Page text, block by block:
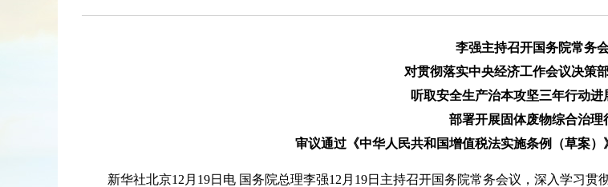
李强主持召开国务院常务
对贯彻落实中央经济工作会议决策
听取安全生产治本攻坚三年行动进
部署开展固体废物综合治理
审议通过《中华人民共和国增值税法实施条例（草案）
新华社北京12月19日电 国务院总理李强12月19日主持召开国务院常务会议，深入学习